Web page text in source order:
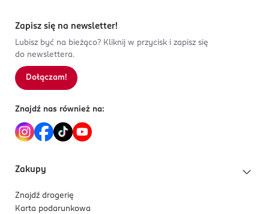
Zapisz się na newsletter!
Lubisz być na bieżąco? Kliknij w przycisk i zapisz się
do newslettera.
Dołączam!
Znajdź nas również na:
Zakupy
Znajdź drogerię
Karta podarunkowa